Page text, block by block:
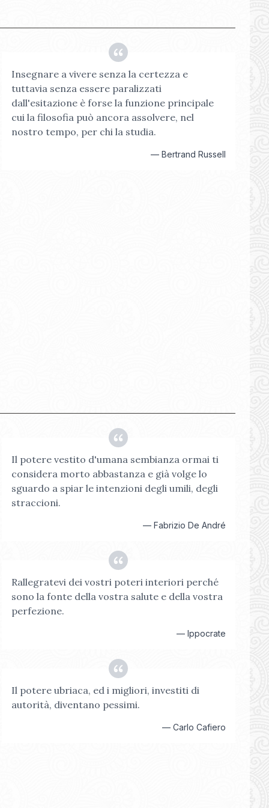
Insegnare a vivere senza la certezza e
tuttavia senza essere paralizzati
dall'esitazione è forse la funzione principale
cui la filosofia può ancora assolvere, nel
nostro tempo, per chi la studia.
— Bertrand Russell
Il potere vestito d'umana sembianza ormai ti
considera morto abbastanza e già volge lo
sguardo a spiar le intenzioni degli umili, degli
straccioni.
— Fabrizio De André
Rallegratevi dei vostri poteri interiori perché
sono la fonte della vostra salute e della vostra
perfezione.
— Ippocrate
Il potere ubriaca, ed i migliori, investiti di
autorità, diventano pessimi.
— Carlo Cafiero